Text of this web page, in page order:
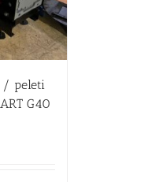
/ peleti
G40